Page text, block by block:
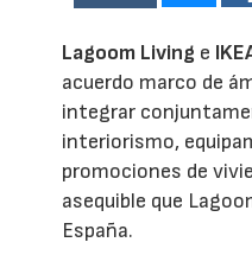
Lagoom Living e
acuerdo marco de
integrar
interiorismo,
promociones de
asequible que
España.